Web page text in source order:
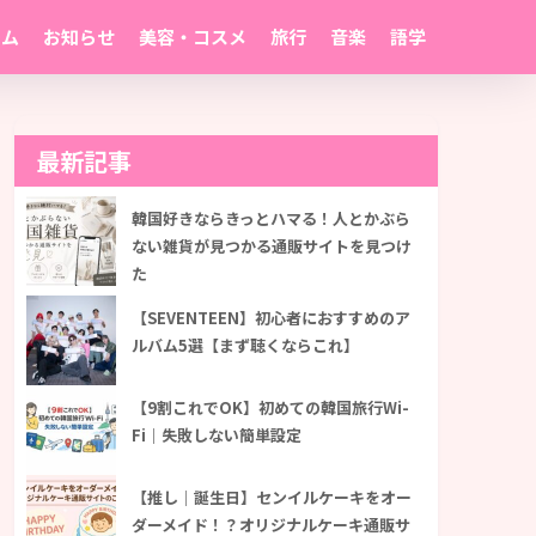
お知らせ 美容・コスメ 旅行 音楽 語学
最新記事
韓国好きならきっとハマる！人とかぶら
ない雑貨が見つかる通販サイトを見つけ
た
【SEVENTEEN】初心者におすすめのア
ルバム5選【まず聴くならこれ】
【9割これでOK】初めての韓国旅行Wi-
Fi｜失敗しない簡単設定
【推し｜誕生日】センイルケーキをオー
ダーメイド！？オリジナルケーキ通販サ